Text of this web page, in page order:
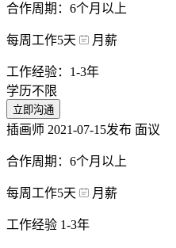
合作周期：6个月以上
每周工作5天 月薪
工作经验：1-3年
学历不限
立即沟通
插画师 2021-07-15发布 面议
合作周期：6个月以上
每周工作5天 月薪
工作经验 1-3年